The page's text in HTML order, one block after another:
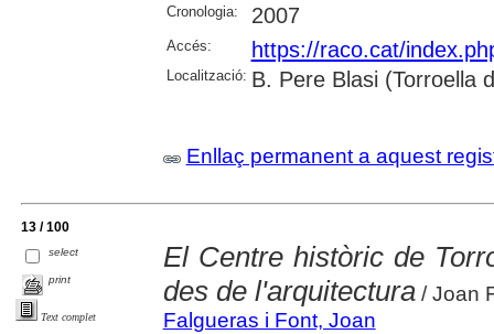
Cronologia: 2007
Accés: https://raco.cat/
Localització: B. Pere Blasi (Torroella
Enllaç permanent a aquest
13 / 100
select
print
Text complet
El Centre històric de
des de l'arquitectura/ Joan
Falgueras i Font, Joan